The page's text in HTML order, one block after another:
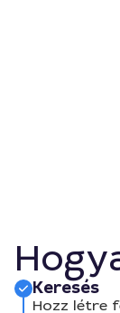
Keresés
Hozz létre